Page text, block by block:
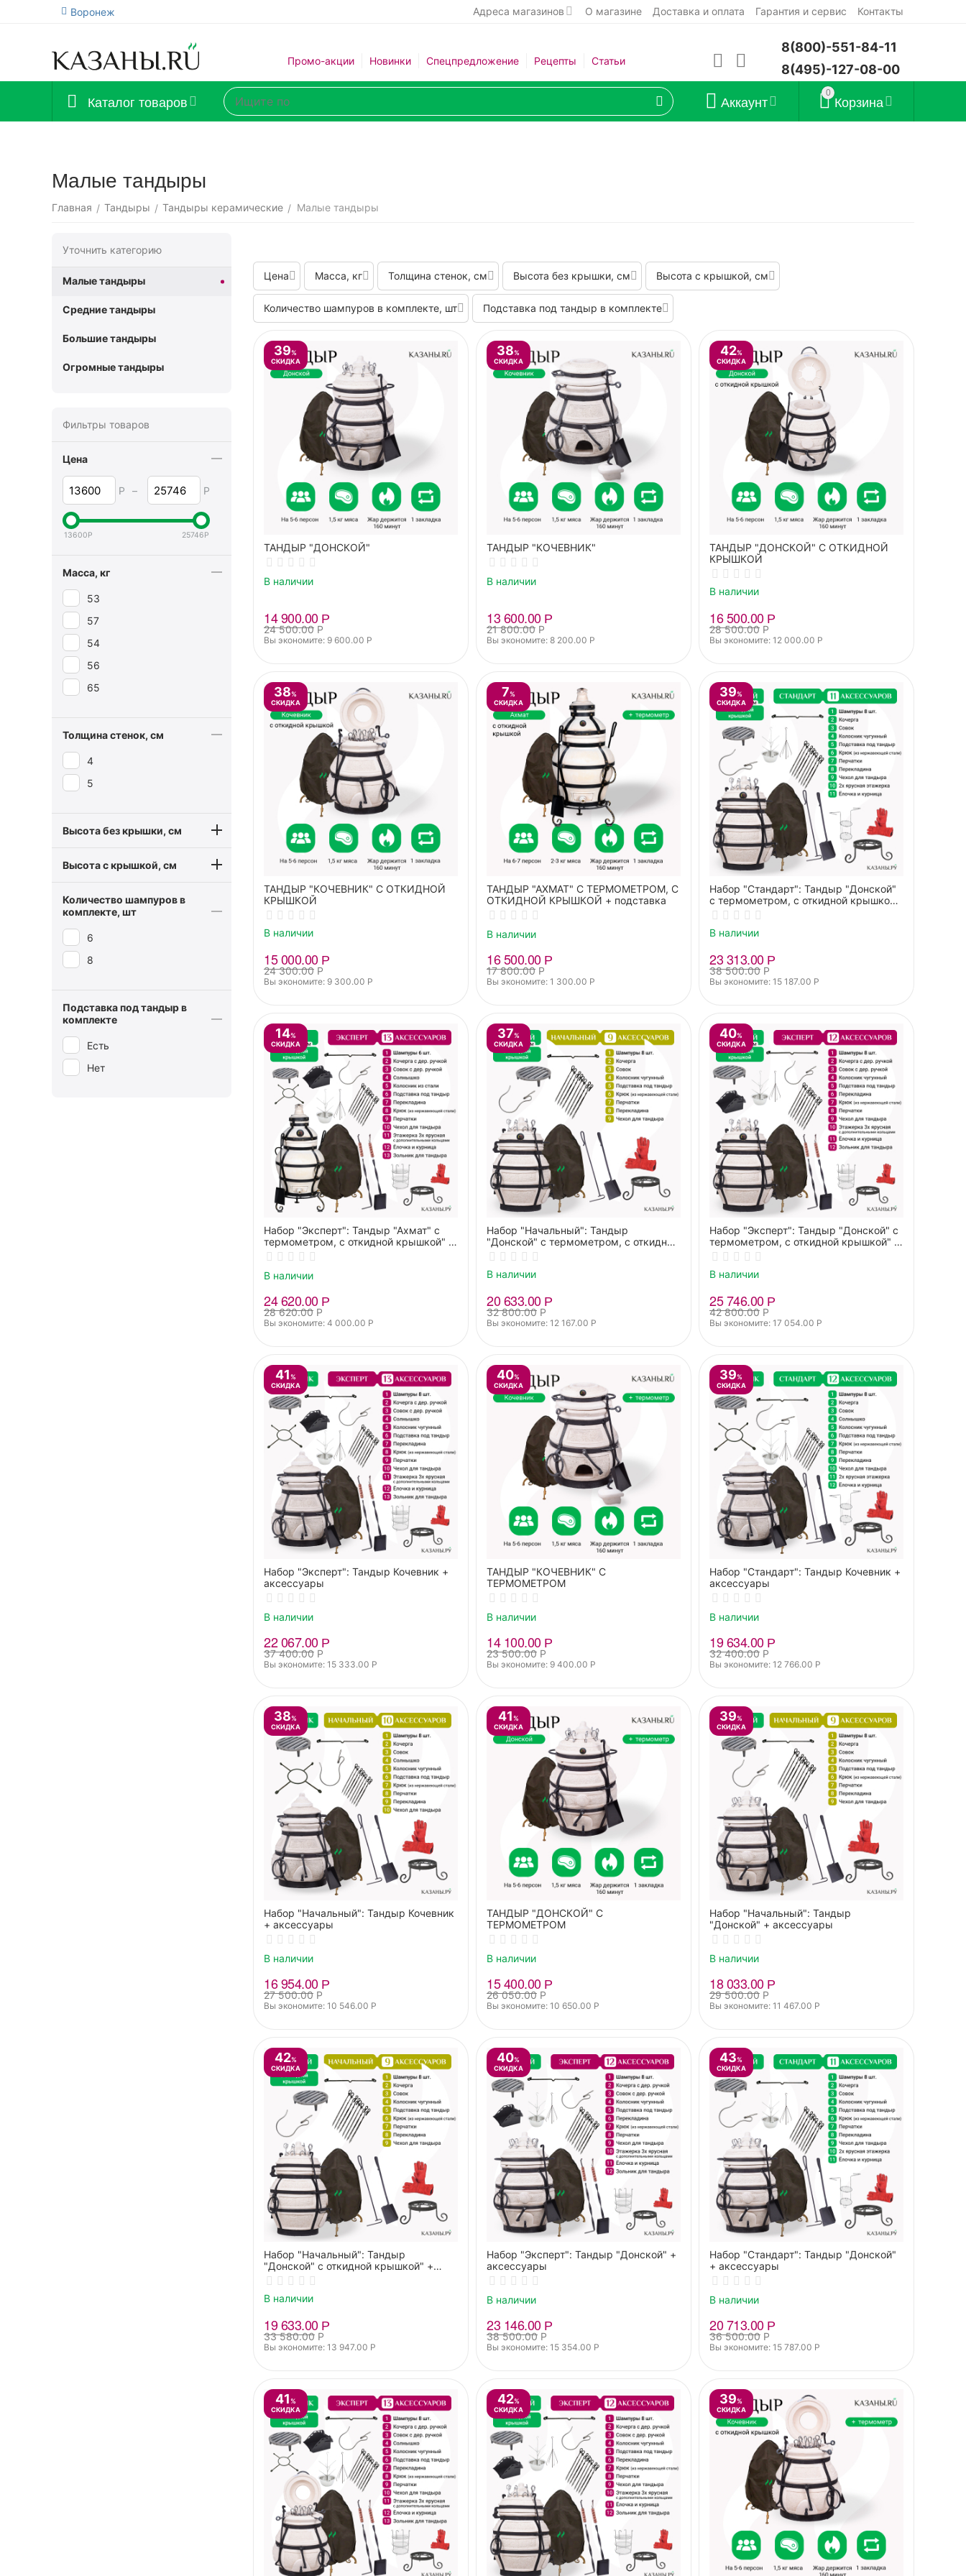
Воронеж Адреса магазинов О магазине Доставка и оплата Гарантия и сервис Контакты
Промо-акции Новинки Спецпредложение Рецепты Статьи
8(800)-551-84-11
8(495)-127-08-00
Каталог товаров 0 Корзина
Аккаунт
Малые тандыры
Главная / Тандыры / Тандыры керамические / Малые тандыры
Цена Масса, кг Толщина стенок, см Высота без крышки, см Высота с крышкой, см
Количество шампуров в комплекте, шт Подставка под тандыр в комплекте
39%
СКИДКА
ТАНДЫР "ДОНСКОЙ"
В наличии
24 500.00 Р
14 900.00Р
Вы экономите: 9 600.00 Р
38%
СКИДКА
ТАНДЫР "КОЧЕВНИК"
В наличии
21 800.00 Р
13 600.00Р
Вы экономите: 8 200.00 Р
42%
СКИДКА
ТАНДЫР "ДОНСКОЙ" С ОТКИДНОЙ
КРЫШКОЙ
В наличии
28 500.00 Р
16 500.00Р
Вы экономите: 12 000.00 Р
38%
СКИДКА
ТАНДЫР "КОЧЕВНИК" С ОТКИДНОЙ
КРЫШКОЙ
В наличии
24 300.00 Р
15 000.00Р
Вы экономите: 9 300.00 Р
7%
СКИДКА
ТАНДЫР "АХМАТ" С ТЕРМОМЕТРОМ, С
ОТКИДНОЙ КРЫШКОЙ + подставка
В наличии
17 800.00 Р
16 500.00Р
Вы экономите: 1 300.00 Р
39%
СКИДКА
Набор "Стандарт": Тандыр "Донской"
с термометром, с откидной крышкой"
+ аксессуары
В наличии
38 500.00 Р
23 313.00Р
Вы экономите: 15 187.00 Р
14%
СКИДКА
Набор "Эксперт": Тандыр "Ахмат" с
термометром, с откидной крышкой" +
аксессуары
В наличии
28 620.00 Р
24 620.00Р
Вы экономите: 4 000.00 Р
37%
СКИДКА
Набор "Начальный": Тандыр
"Донской" с термометром, с откидной
крышкой" + аксессуары
В наличии
32 800.00 Р
20 633.00Р
Вы экономите: 12 167.00 Р
40%
СКИДКА
Набор "Эксперт": Тандыр "Донской" с
термометром, с откидной крышкой" +
аксессуары
В наличии
42 800.00 Р
25 746.00Р
Вы экономите: 17 054.00 Р
41%
СКИДКА
Набор "Эксперт": Тандыр Кочевник +
аксессуары
В наличии
37 400.00 Р
22 067.00Р
Вы экономите: 15 333.00 Р
40%
СКИДКА
ТАНДЫР "КОЧЕВНИК" С
ТЕРМОМЕТРОМ
В наличии
23 500.00 Р
14 100.00Р
Вы экономите: 9 400.00 Р
39%
СКИДКА
Набор "Стандарт": Тандыр Кочевник +
аксессуары
В наличии
32 400.00 Р
19 634.00Р
Вы экономите: 12 766.00 Р
38%
СКИДКА
Набор "Начальный": Тандыр Кочевник
+ аксессуары
В наличии
27 500.00 Р
16 954.00Р
Вы экономите: 10 546.00 Р
41%
СКИДКА
ТАНДЫР "ДОНСКОЙ" С
ТЕРМОМЕТРОМ
В наличии
26 050.00 Р
15 400.00Р
Вы экономите: 10 650.00 Р
39%
СКИДКА
Набор "Начальный": Тандыр
"Донской" + аксессуары
В наличии
29 500.00 Р
18 033.00Р
Вы экономите: 11 467.00 Р
42%
СКИДКА
Набор "Начальный": Тандыр
"Донской" с откидной крышкой" +
аксессуары
В наличии
33 580.00 Р
19 633.00Р
Вы экономите: 13 947.00 Р
40%
СКИДКА
Набор "Эксперт": Тандыр "Донской" +
аксессуары
В наличии
38 500.00 Р
23 146.00Р
Вы экономите: 15 354.00 Р
43%
СКИДКА
Набор "Стандарт": Тандыр "Донской"
+ аксессуары
В наличии
36 500.00 Р
20 713.00Р
Вы экономите: 15 787.00 Р
41%
СКИДКА
42%
СКИДКА
39%
СКИДКА
Уточнить категорию
Малые тандыры
Средние тандыры
Большие тандыры
Огромные тандыры
Фильтры товаров
Цена
Р – Р
13600Р 25746Р
Масса, кг
53
57
54
56
65
Толщина стенок, см
4
5
Высота без крышки, см
Высота с крышкой, см
Количество шампуров в
комплекте, шт
6
8
Подставка под тандыр в
комплекте
Есть
Нет